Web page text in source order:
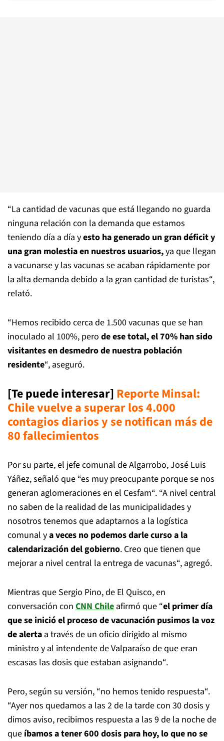
“La cantidad de vacunas que está llegando no guarda
ninguna relación con la demanda que estamos
teniendo día a día yesto ha generado un gran déficit y
una gran molestia en nuestros usuarios,ya que llegan
a vacunarse y las vacunas se acaban rápidamente por
la alta demanda debido a la gran cantidad de turistas“,
relató.
“Hemos recibido cerca de 1.500 vacunas que se han
inoculado al 100%, pero de ese total, el 70% han sido
visitantes en desmedro de nuestra población
residente“, aseguró.
[Te puede interesar] Reporte Minsal:
Chile vuelve a superar los 4.000
contagios diarios y se notifican más de
80 fallecimientos
Por su parte, el jefe comunal de Algarrobo, José Luis
Yáñez, señaló que “es muy preocupante porque se nos
generan aglomeraciones en el Cesfam“. “A nivel central
no saben de la realidad de las municipalidades y
nosotros tenemos que adaptarnos a la logística
comunal ya veces no podemos darle curso a la
calendarización del gobierno. Creo que tienen que
mejorar a nivel central la entrega de vacunas“, agregó.
Mientras que Sergio Pino, de El Quisco, en
conversación con CNN Chile afirmó que “el primer día
que se inició el proceso de vacunación pusimos la voz
de alerta a través de un oficio dirigido al mismo
ministro y al intendente de Valparaíso de que eran
escasas las dosis que estaban asignando“.
Pero, según su versión, “no hemos tenido respuesta“.
“Ayer nos quedamos a las 2 de la tarde con 30 dosis y
dimos aviso, recibimos respuesta a las 9 de la noche de
que íbamos a tener 600 dosis para hoy, lo que no se